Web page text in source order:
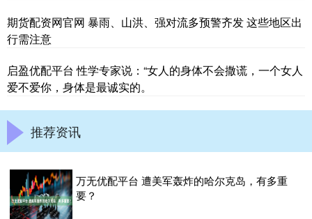
期货配资网官网 暴雨、山洪、强对流多预警齐发 这些地区出
行需注意
启盈优配平台 性学专家说：“女人的身体不会撒谎，一个女人
爱不爱你，身体是最诚实的。
推荐资讯
万无优配平台 遭美军轰炸的哈尔克岛，有多重
要？